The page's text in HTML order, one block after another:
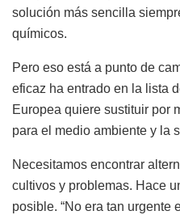
solución más sencilla
químicos.
Pero eso está a punto de
eficaz ha entrado en la lista
Europea quiere sustituir por
para el medio ambiente y la
Necesitamos encontrar
cultivos y problemas. Hace
posible. “No era tan urgente